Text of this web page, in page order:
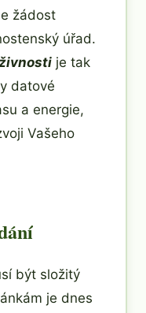
žádost
úřad.
je tak
datové
a energie,
Vašeho
být složitý
je dnes